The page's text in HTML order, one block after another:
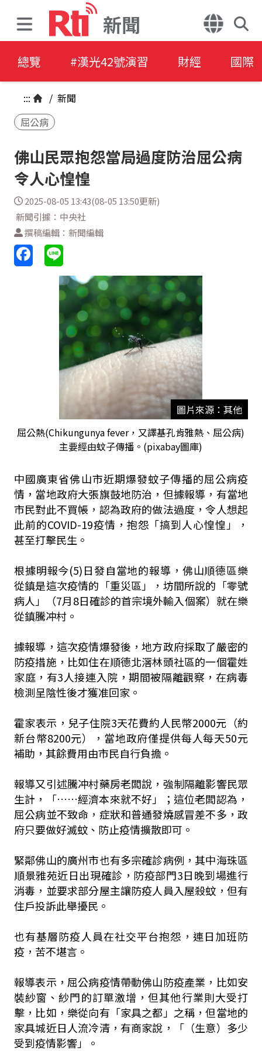
新聞
總覽 #漢光42號演習 財經 國際
::: / 新聞
屈公病
佛山民眾抱怨當局過度防治屈公病
令人心惶惶
2025-08-05 13:43(08-05 13:50更新)
新聞引據：中央社
撰稿編輯：新聞編輯
圖片來源：其他
屈公熱(Chikungunya fever，又譯基孔肯雅熱、屈公病)
主要經由蚊子傳播。(pixabay圖庫)
中國廣東省佛山市近期爆發蚊子傳播的屈公病疫
情，當地政府大張旗鼓地防治，但據報導，有當地
市民對此不買帳，認為政府的做法過度，令人想起
此前的COVID-19疫情，抱怨「搞到人心惶惶」，
甚至打擊民生。
根據明報今(5)日發自當地的報導，佛山順德區樂
從鎮是這次疫情的「重災區」，坊間所說的「零號
病人」（7月8日確診的首宗境外輸入個案）就在樂
從鎮騰冲村。
據報導，這次疫情爆發後，地方政府採取了嚴密的
防疫措施，比如住在順德北滘林頭社區的一個霍姓
家庭，有3人接連入院，期間被隔離觀察，在病毒
檢測呈陰性後才獲准回家。
霍家表示，兒子住院3天花費約人民幣2000元（約
新台幣8200元），當地政府僅提供每人每天50元
補助，其餘費用由市民自行負擔。
報導又引述騰冲村藥房老闆說，強制隔離影響民眾
生計，「……經濟本來就不好」；這位老闆認為，
屈公病並不致命，症狀和普通發燒感冒差不多，政
府只要做好滅蚊、防止疫情擴散即可。
緊鄰佛山的廣州市也有多宗確診病例，其中海珠區
順景雅苑近日出現確診，防疫部門3日晚到場進行
消毒，並要求部分屋主讓防疫人員入屋殺蚊，但有
住戶投訴此舉擾民。
也有基層防疫人員在社交平台抱怨，連日加班防
疫，苦不堪言。
報導表示，屈公病疫情帶動佛山防疫產業，比如安
裝紗窗、紗門的訂單激增，但其他行業則大受打
擊，比如，樂從向有「家具之都」之稱，但當地的
家具城近日人流冷清，有商家說，「（生意）多少
受到疫情影響」。